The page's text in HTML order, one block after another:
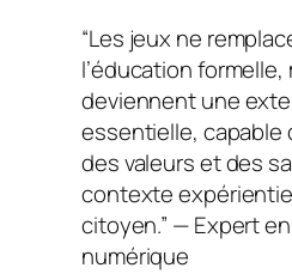
“Les jeux ne
l’éducation formelle,
deviennent une
essentielle, capable
des valeurs et des
contexte
citoyen.” — Expert
numérique